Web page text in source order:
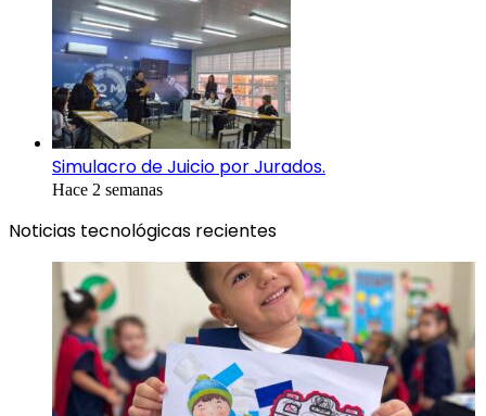
Simulacro de Juicio por Jurados.
Hace 2 semanas
Noticias tecnológicas recientes